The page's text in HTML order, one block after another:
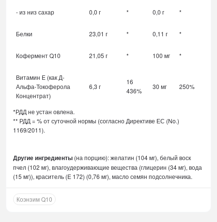
- из низ сахар 0,0 г * 0,0 г *
Белки 23,01 г * 0,11 г *
Кофермент Q10 21,05 г * 100 мг *
Витамин E (как Д-
Альфа-Токоферола
Концентрат)
6,3 г
16
436%
30 мг 250%
*РДД не устан овлена.
** РДД = % от суточной нормы (согласно Директиве ЕС (No.)
1169/2011).
Другие ингредиенты (на порцию): желатин (104 мг), белый воск
пчел (102 мг), влагоудерживающие вещества (глицерин (34 мг), вода
(15 мг)), краситель (E 172) (0,76 мг), масло семян подсолнечника.
Коэнзим Q10